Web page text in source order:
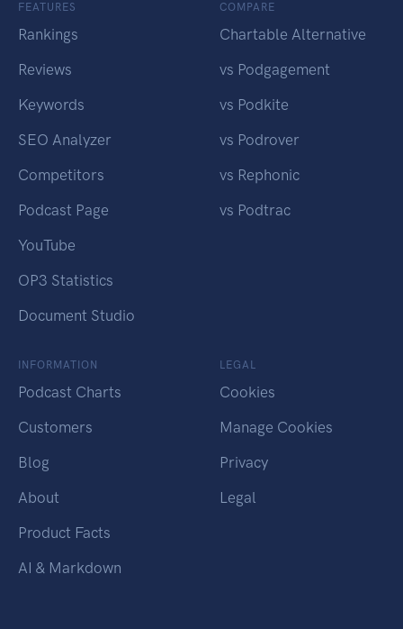
FEATURES
Rankings
Reviews
Keywords
SEO Analyzer
Competitors
Podcast Page
YouTube
OP3 Statistics
Document Studio
COMPARE
Chartable Alternative
vs Podgagement
vs Podkite
vs Podrover
vs Rephonic
vs Podtrac
INFORMATION
Podcast Charts
Customers
Blog
About
Product Facts
AI & Markdown
LEGAL
Cookies
Manage Cookies
Privacy
Legal